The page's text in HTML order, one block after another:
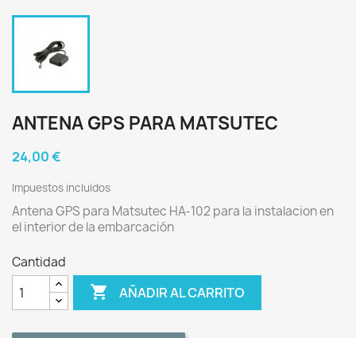
ANTENA GPS PARA MATSUTEC
24,00 €
Impuestos incluidos
Antena GPS para Matsutec HA-102 para la instalacion en
el interior de la embarcación
Cantidad
 AÑADIR AL CARRITO